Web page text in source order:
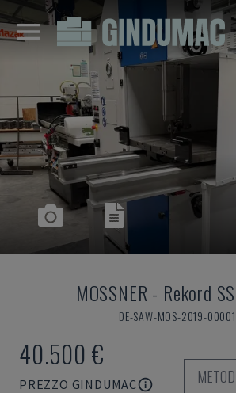
MOSSNER - Rekord
DE-SAW-MOS-2019-00001
40.500 €
PREZZO GINDUMAC